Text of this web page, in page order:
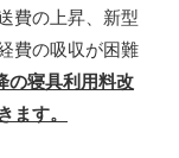
費の上昇、新型
費の吸収が困難
の寝具利用料改
ます。